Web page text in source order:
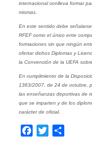
internacional conlleva formar
mismas.
En este sentido debe
RFEF como el único ente
formaciones sin que ningún
ofertar dichos Diplomas y
la Convención de la UEFA
En cumplimiento de la
1363/2007, de 24 de octubre,
las enseñanzas deportivas de
que se imparten y de los
carácter de oficial.
Facebook
Twitter